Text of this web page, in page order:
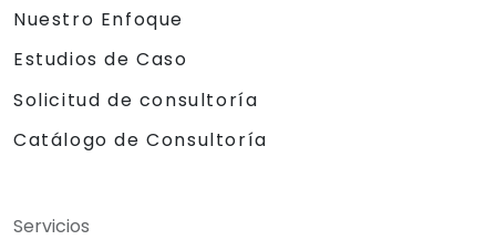
Nuestro Enfoque
Estudios de Caso
Solicitud de consultoría
Catálogo de Consultoría
Servicios